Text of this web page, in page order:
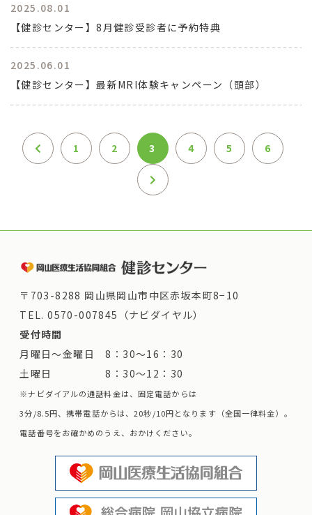
2025.08.01
【健診センター】8月健診受診者に予約特典
2025.06.01
【健診センター】最新MRI体験キャンペーン（頭部）
1 2 3 4 5 6
〒703-8288 岡山県岡山市中区赤坂本町8−10
TEL.0570-007845（ナビダイヤル）
受付時間
月曜日～金曜日 8：30～16：30
土曜日 8：30～12：30
※ナビダイアルの通話料金は、固定電話からは
3分/8.5円、携帯電話からは、20秒/10円となります（全国一律料金）。
電話番号をお確かめのうえ、おかけください。